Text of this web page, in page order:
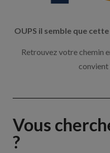
OUPS il semble que
Retrouvez votre chemin
convient
Vous
?